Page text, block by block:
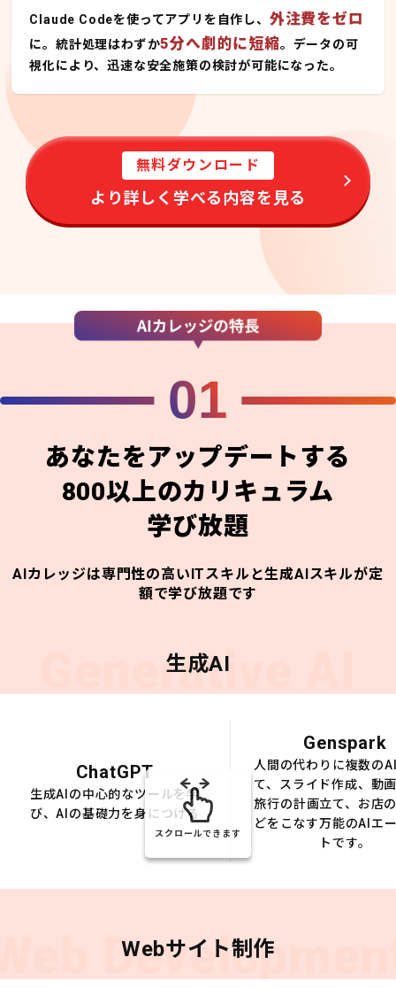
Claude Codeを使ってアプリを自作し、 外注費をゼロ
に。統計処理はわずか5分へ劇的に短縮。データの可
視化により、迅速な安全施策の検討が可能になった。
無料ダウンロード
より詳しく学べる内容を見る
01
あなたをアップデートする
800以上のカリキュラム
学び放題
AIカレッジは専門性の高いITスキルと生成AIスキルが定
額で学び放題です
Generative AI
生成AI
ChatGPT
生成AIの中心的なツールを学
び、AIの基礎力を身につける
Genspark
人間の代わりに複数の
て、スライド作成、動
旅行の計画立て、お店
どをこなす万能のAIエ
トです。
スクロールできます
Webサイト制作